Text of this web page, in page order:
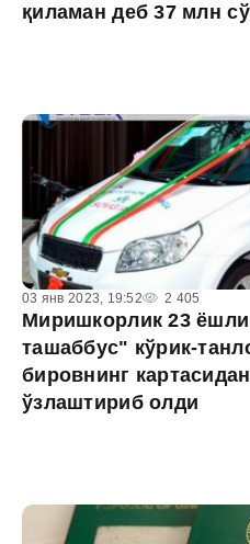
қиламан деб 37 млн
03 янв 2023, 19:52 2 405
Миришкорлик 23
ташаббус" кўрик-
бировнинг
ўзлаштириб олди